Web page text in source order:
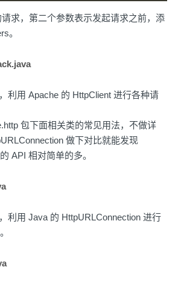
求，第二个参数表示发起请求之前，添
。
利用 Apache 的 HttpClient 进行各种请
包下面相关类的常见用法，不做详
做下对比就能发现
API 相对简单的多。
利用 Java 的 HttpURLConnection 进行